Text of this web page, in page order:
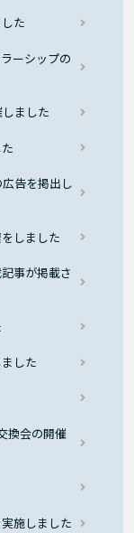
た
ーシップの
ました
告を掲出し
しました
事が掲載さ
した
換会の開催
施しました